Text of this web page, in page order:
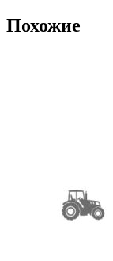
Похожие